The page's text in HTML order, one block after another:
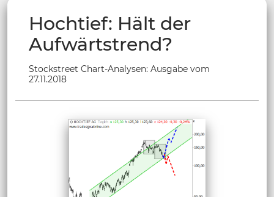
Hochtief: Hält der
Aufwärtstrend?
Stockstreet Chart-Analysen: Ausgabe vom
27.11.2018